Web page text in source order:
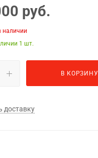
руб.
наличии
1
В КОРЗИНУ
доставку